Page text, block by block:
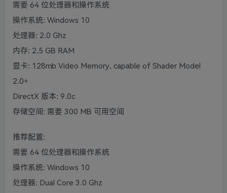
需要 64 位处理器和操作系统
操作系统: Windows 10
处理器: 2.0 Ghz
内存: 2.5 GB RAM
显卡: 128mb Video Memory, capable of Shader Model
2.0+
DirectX 版本: 9.0c
存储空间: 需要 300 MB 可用空间
推荐配置:
需要 64 位处理器和操作系统
操作系统: Windows 10
处理器: Dual Core 3.0 Ghz